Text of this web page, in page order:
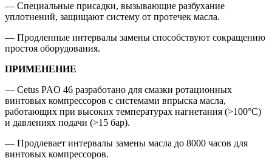
— Специальные присадки, вызывающие разбухание
уплотнений, защищают систему от протечек масла.
— Продленные интервалы замены способствуют сокращению
простоя оборудования.
ПРИМЕНЕНИЕ
— Cetus PAO 46 разработано для смазки ротационных
винтовых компрессоров с системами впрыска масла,
работающих при высоких температурах нагнетания (>100°C)
и давлениях подачи (>15 бар).
— Продлевает интервалы замены масла до 8000 часов для
винтовых компрессоров.